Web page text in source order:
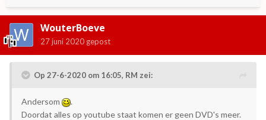
WouterBoeve
27 juni 2020 gepost
Op 27-6-2020 om 16:05, RM zei:
Andersom
.
Doordat alles op youtube staat komen er geen DVD's meer.